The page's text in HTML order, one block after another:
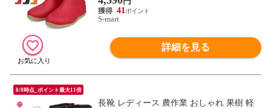
41
S-mart
詳細を見る
8/8時点_ポイント最大11倍
長靴 レディース 農作業 おしゃれ 果樹 軽